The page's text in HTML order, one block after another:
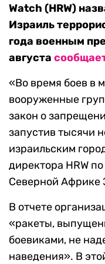
Watch (HRW)
Израиль
года военным
августа
«Во время боев в
вооруженные
закон о
запустив тысячи
израильским
директора HRW
Северной Африке
В отчете
«ракеты,
боевиками, не
наведения». В